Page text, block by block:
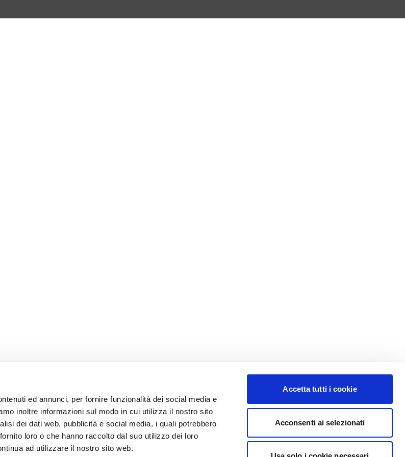
ed annunci, per fornire funzionalità dei social media e
inoltre informazioni sul modo in cui utilizza il nostro sito
dei dati web, pubblicità e social media, i quali potrebbero
loro o che hanno raccolto dal suo utilizzo dei loro
ad utilizzare il nostro sito web.
Accetta tutti i cookie
Acconsenti ai selezionati